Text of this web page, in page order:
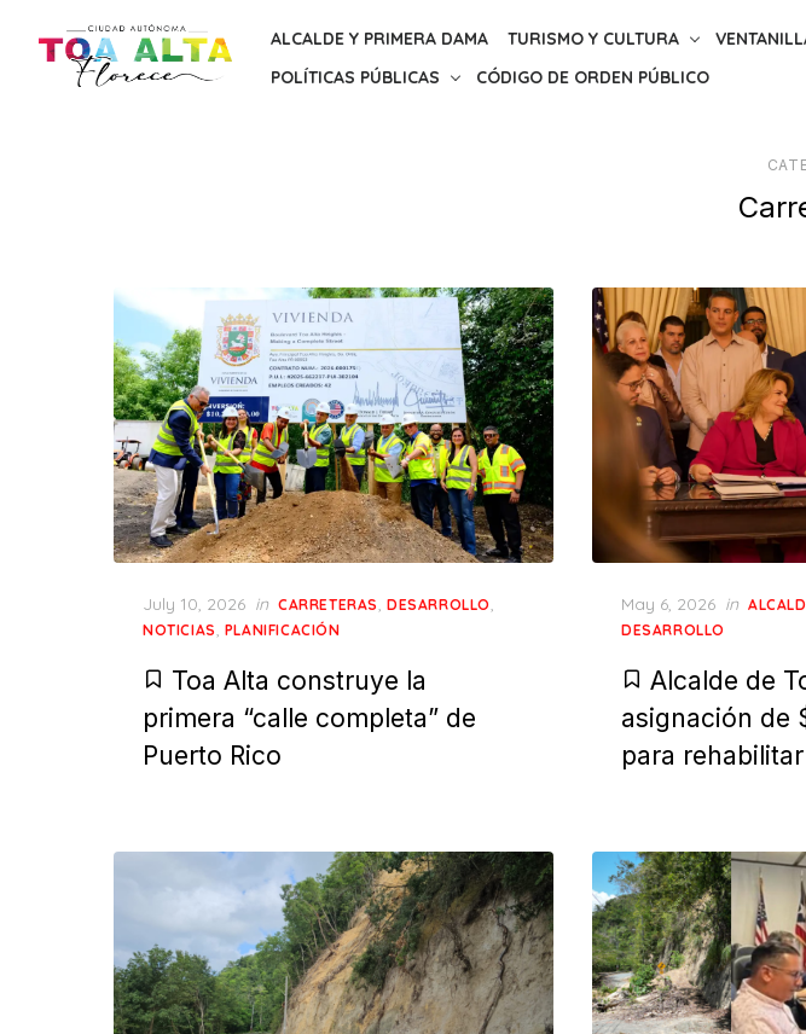
ALCALDE Y PRIMERA DAMA TURISMO Y CULTURA
POLÍTICAS PÚBLICAS
CÓDIGO DE ORDEN PÚBLICO
Posted
on
July 10, 2026 in CARRETERAS DESARROLLO
NOTICIAS PLANIFICACIÓN
Toa Alta construye la
primera “calle completa” de
Puerto Rico
Posted
on
May 6, 2026 in
DESARROLLO
Alcalde de
asignación de
para rehabilitar